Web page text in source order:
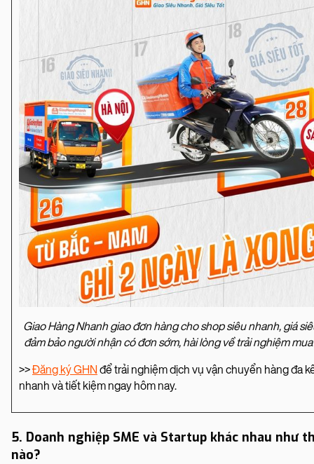
Giao Hàng Nhanh giao đơn hàng cho shop siêu nhanh, giá
đảm bảo người nhận có đơn sớm, hài lòng về trải nghiệm mua
>>Đăng ký GHNđể trải nghiệm dịch vụ vận chuyển hàng đa
nhanh và tiết kiệm ngay hôm nay.
5. Doanh nghiệp SME và Startup khác nhau như
nào?